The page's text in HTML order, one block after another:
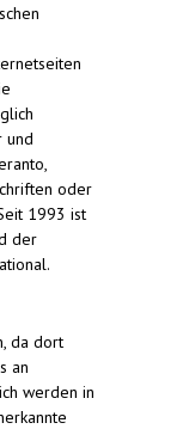
und
oder
1993 ist
der
da dort
an
werden in